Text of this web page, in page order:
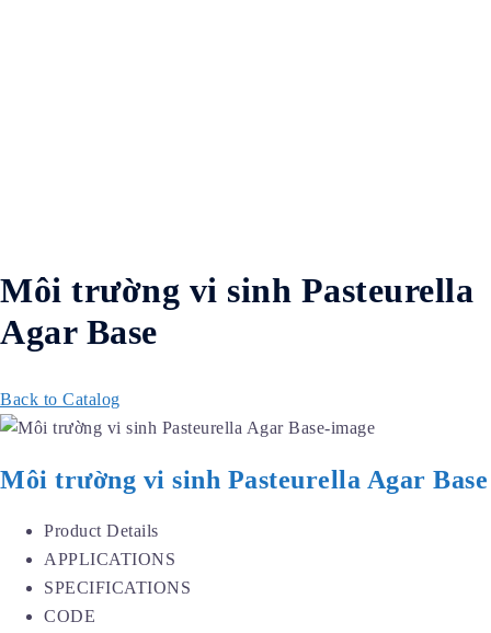
Môi trường vi sinh Pasteurella
Agar Base
Back to Catalog
Môi trường vi sinh Pasteurella Agar Base
Product Details
APPLICATIONS
SPECIFICATIONS
CODE